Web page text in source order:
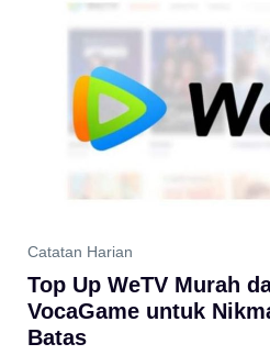
Catatan Harian
Top Up WeTV Murah
VocaGame untuk
Batas